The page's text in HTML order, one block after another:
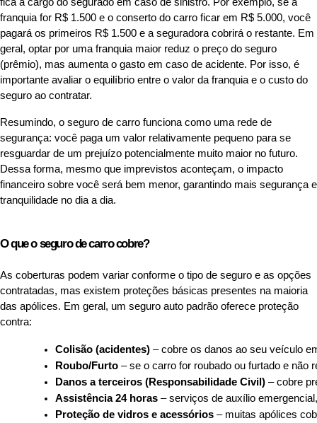
fica a cargo do segurado em caso de sinistro. Por exemplo, se a
franquia for R$ 1.500 e o conserto do carro ficar em R$ 5.000, você
pagará os primeiros R$ 1.500 e a seguradora cobrirá o restante. Em
geral, optar por uma franquia maior reduz o preço do seguro
(prêmio), mas aumenta o gasto em caso de acidente. Por isso, é
importante avaliar o equilíbrio entre o valor da franquia e o custo do
seguro ao contratar.
Resumindo, o seguro de carro funciona como uma rede de
segurança: você paga um valor relativamente pequeno para se
resguardar de um prejuízo potencialmente muito maior no futuro.
Dessa forma, mesmo que imprevistos aconteçam, o impacto
financeiro sobre você será bem menor, garantindo mais segurança e
tranquilidade no dia a dia.
O que o seguro de carro cobre?
As coberturas podem variar conforme o tipo de seguro e as opções
contratadas, mas existem proteções básicas presentes na maioria
das apólices. Em geral, um seguro auto padrão oferece proteção
contra:
Colisão (acidentes) – cobre os danos ao seu veículo
Roubo/Furto – se o carro for roubado ou furtado e não
Danos a terceiros (Responsabilidade Civil) – cobre
Assistência 24 horas – serviços de auxílio
Proteção de vidros e acessórios – muitas apólices